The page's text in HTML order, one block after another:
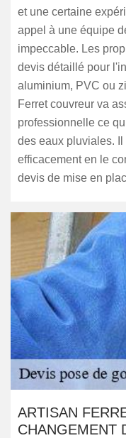
et une certaine
appel à une équipe
impeccable. Les
devis détaillé pour
aluminium, PVC ou
Ferret couvreur va
professionnelle ce
des eaux pluviales.
efficacement en le
devis de mise en
ARTISAN
CHANGEMENT